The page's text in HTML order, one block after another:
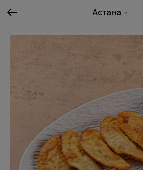
Астана